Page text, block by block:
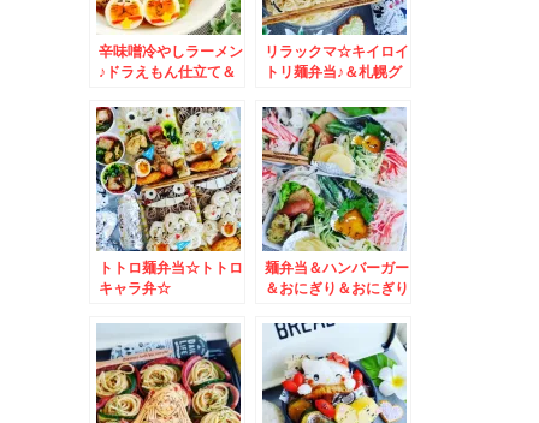
辛味噌冷やしラーメン
♪ドラえもん仕立て＆
崎マンゴー☆
リラックマ☆キイロイ
トリ麺弁当♪＆札幌グ
トトロ麺弁当☆トトロ
キャラ弁☆
麺弁当＆ハンバーガー
＆おにぎり＆おにぎり
＾ぐでたまキャラ弁＾